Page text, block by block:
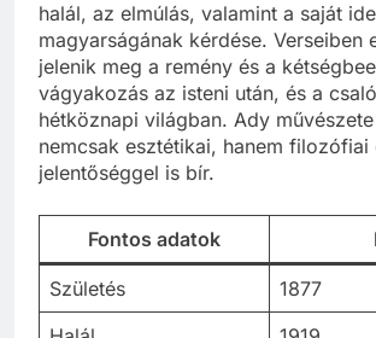
halál, az elmúlás, valamint a saját
magyarságának kérdése. Verseiben
jelenik meg a remény és a
vágyakozás az isteni után, és a
hétköznapi világban. Ady
nemcsak esztétikai, hanem filozófiai
jelentőséggel is bír.
Fontos adatok
Születés
1877